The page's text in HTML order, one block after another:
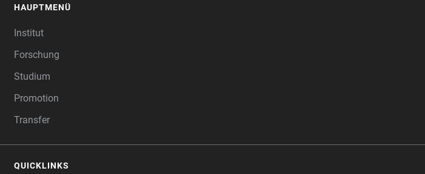
HAUPTMENÜ
Institut
Forschung
Studium
Promotion
Transfer
QUICKLINKS